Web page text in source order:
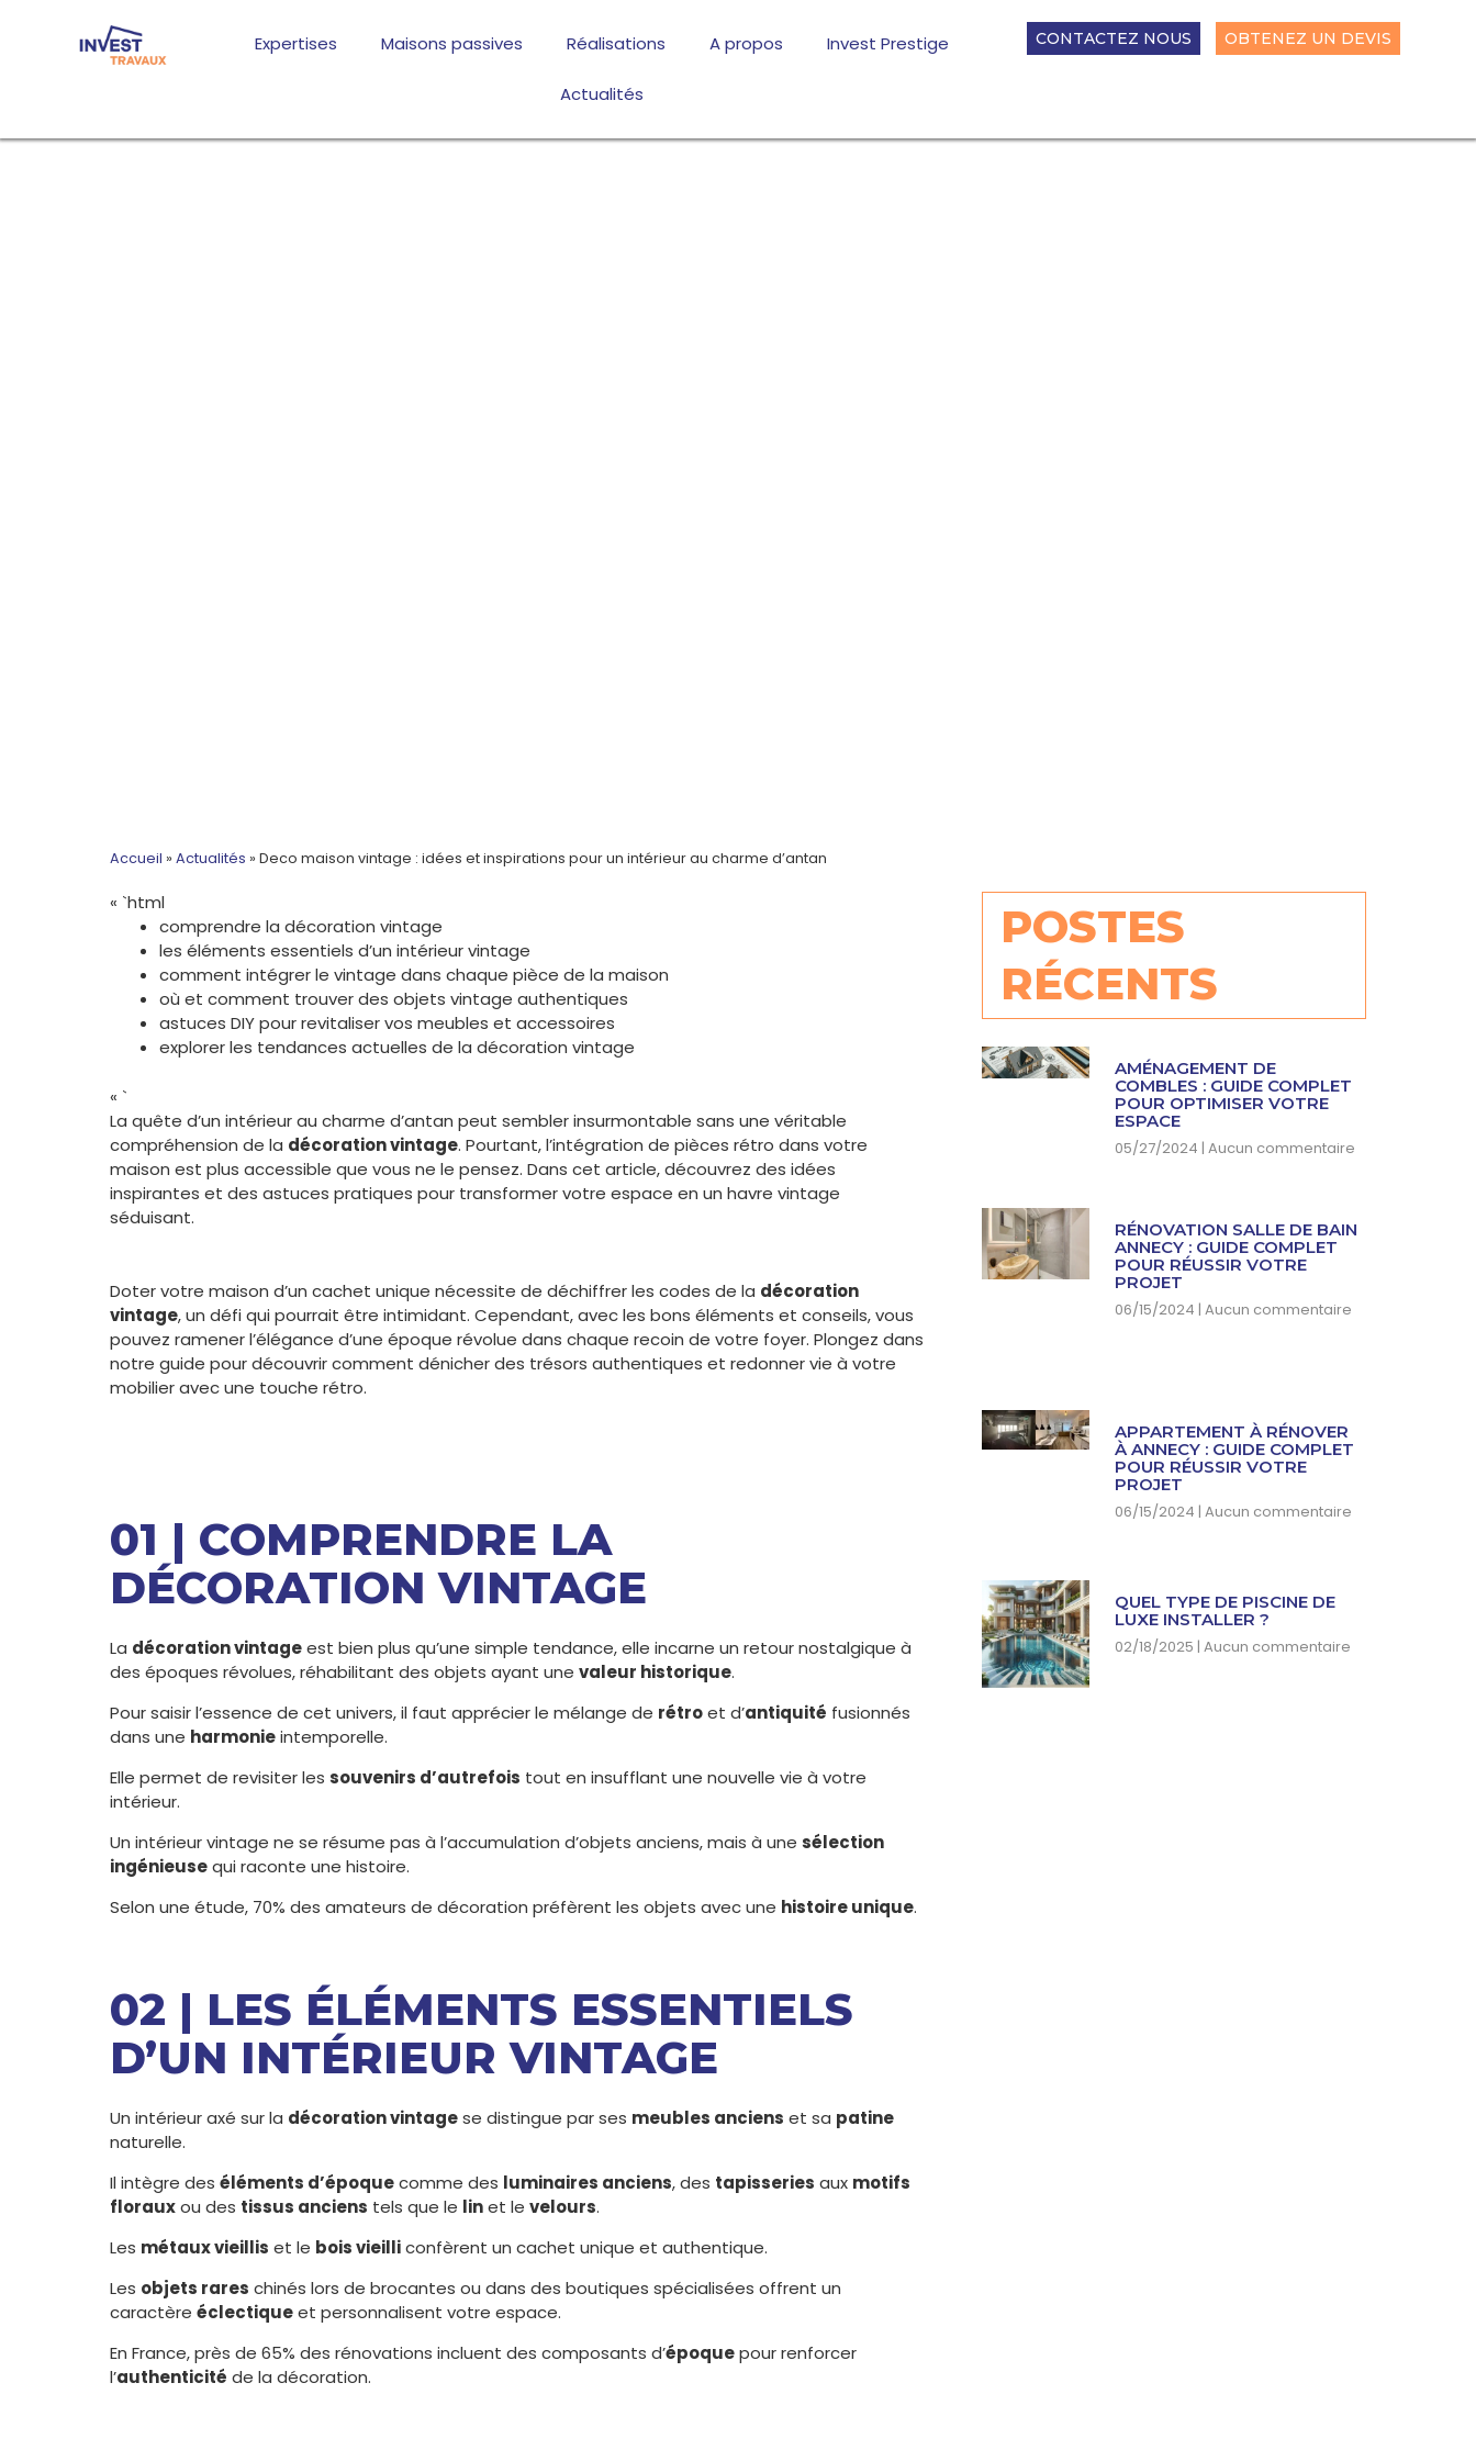
Expertises Maisons passives Réalisations A propos Invest Prestige
Actualités
CONTACTEZ NOUS OBTENEZ UN DEVIS
Accueil » Actualités » Deco maison vintage : idées et inspirations pour un intérieur au charme d’antan
« `html
comprendre la décoration vintage
les éléments essentiels d’un intérieur vintage
comment intégrer le vintage dans chaque pièce de la maison
où et comment trouver des objets vintage authentiques
astuces DIY pour revitaliser vos meubles et accessoires
explorer les tendances actuelles de la décoration vintage
« `
La quête d’un intérieur au charme d’antan peut sembler insurmontable sans une véritable
compréhension de la décoration vintage. Pourtant, l’intégration de pièces rétro dans votre
maison est plus accessible que vous ne le pensez. Dans cet article, découvrez des idées
inspirantes et des astuces pratiques pour transformer votre espace en un havre vintage
séduisant.
Doter votre maison d’un cachet unique nécessite de déchiffrer les codes de la décoration
vintage, un défi qui pourrait être intimidant. Cependant, avec les bons éléments et conseils, vous
pouvez ramener l’élégance d’une époque révolue dans chaque recoin de votre foyer. Plongez dans
notre guide pour découvrir comment dénicher des trésors authentiques et redonner vie à votre
mobilier avec une touche rétro.
01 | COMPRENDRE LA
DÉCORATION VINTAGE
La décoration vintageest bien plus qu’une simple tendance, elle incarne un retour nostalgique à
des époques révolues, réhabilitant des objets ayant une valeur historique.
Pour saisir l’essence de cet univers, il faut apprécier le mélange de rétroet d’antiquité fusionnés
dans une harmonieintemporelle.
Elle permet de revisiter les souvenirs d’autrefois tout en insufflant une nouvelle vie à votre
intérieur.
Un intérieur vintage ne se résume pas à l’accumulation d’objets anciens, mais à une sélection
ingénieusequi raconte une histoire.
Selon une étude, 70% des amateurs de décoration préfèrent les objets avec une histoire unique.
02 | LES ÉLÉMENTS ESSENTIELS
D’UN INTÉRIEUR VINTAGE
Un intérieur axé sur la décoration vintagese distingue par ses meubles anciens et sa patine
naturelle.
Il intègre des éléments d’époquecomme des luminaires anciens, des tapisseries aux motifs
florauxou des tissus anciens tels que le linet le velours.
Les métaux vieillis et le bois vieilliconfèrent un cachet unique et authentique.
Les objets rares chinés lors de brocantes ou dans des boutiques spécialisées offrent un
caractère éclectiqueet personnalisent votre espace.
En France, près de 65% des rénovations incluent des composants d’époquepour renforcer
l’authenticité de la décoration.
POSTES
RÉCENTS
AMÉNAGEMENT DE
COMBLES : GUIDE COMPLET
POUR OPTIMISER VOTRE
ESPACE
05/27/2024 Aucun commentaire
RÉNOVATION SALLE DE BAIN
ANNECY : GUIDE COMPLET
POUR RÉUSSIR VOTRE
PROJET
06/15/2024 Aucun commentaire
APPARTEMENT À RÉNOVER
À ANNECY : GUIDE COMPLET
POUR RÉUSSIR VOTRE
PROJET
06/15/2024 Aucun commentaire
QUEL TYPE DE PISCINE DE
LUXE INSTALLER ?
02/18/2025 Aucun commentaire